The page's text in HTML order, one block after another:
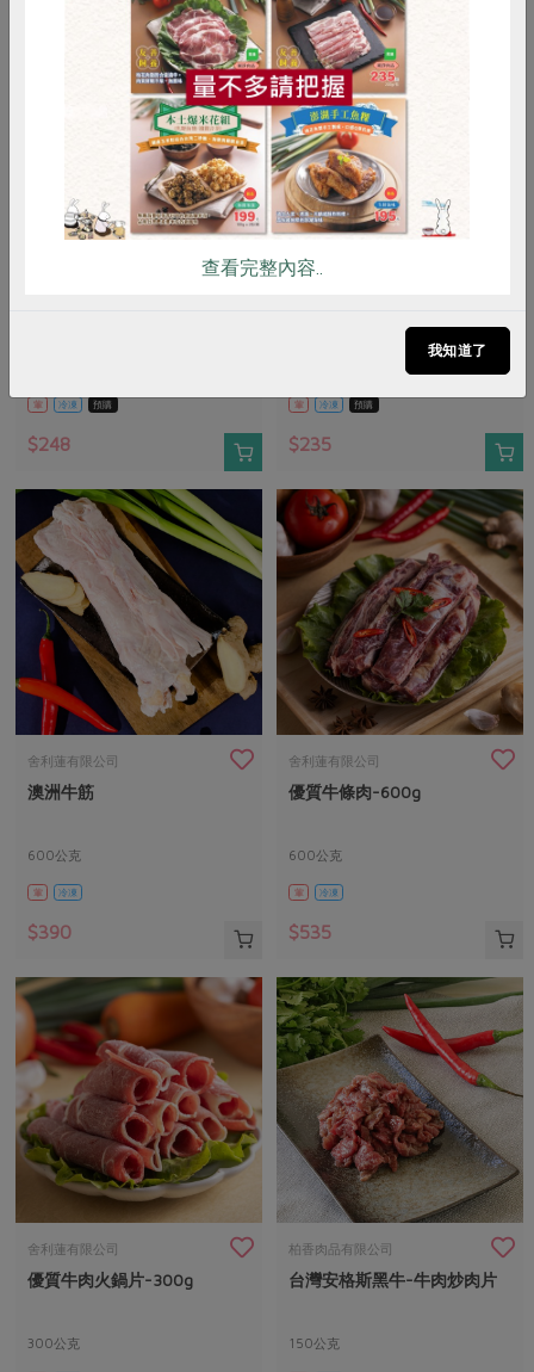
葷 冷凍 預購
$248
柏香肉品有限公司
葷 冷凍 預購
$235
舍利蓮有限公司
澳洲牛筋
600公克
葷 冷凍
$390
舍利蓮有限公司
優質牛條肉-600g
600公克
葷 冷凍
$535
舍利蓮有限公司
優質牛肉火鍋片-300g
300公克
柏香肉品有限公司
台灣安格斯黑牛-牛肉炒肉片
150公克
RPET 食譜 減硝酸鹽
雞蛋 食安 共同購買
查看完整內容..
我知道了